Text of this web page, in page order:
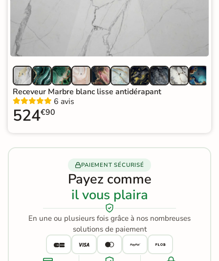
Receveur Marbre blanc lisse antidérapant
6 avis
524€90
PAIEMENT SÉCURISÉ
Payez comme
il vous plaira
En une ou plusieurs fois grâce à nos nombreuses
solutions de paiement